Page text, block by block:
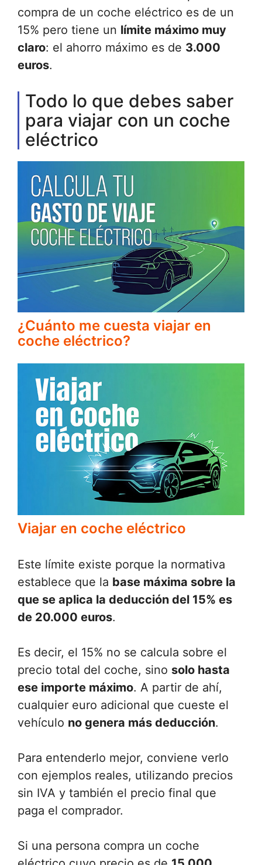
compra de un coche eléctrico es de un
15% pero tiene un límite máximo muy
claro: el ahorro máximo es de 3.000
euros.
Todo lo que debes saber
para viajar con un coche
eléctrico
¿Cuánto me cuesta viajar en
coche eléctrico?
Viajar en coche eléctrico
Este límite existe porque la normativa
establece que la base máxima sobre la
que se aplica la deducción del 15% es
de 20.000 euros.
Es decir, el 15% no se calcula sobre el
precio total del coche, sino solo hasta
ese importe máximo. A partir de ahí,
cualquier euro adicional que cueste el
vehículo no genera más deducción.
Para entenderlo mejor, conviene verlo
con ejemplos reales, utilizando precios
sin IVA y también el precio final que
paga el comprador.
Si una persona compra un coche